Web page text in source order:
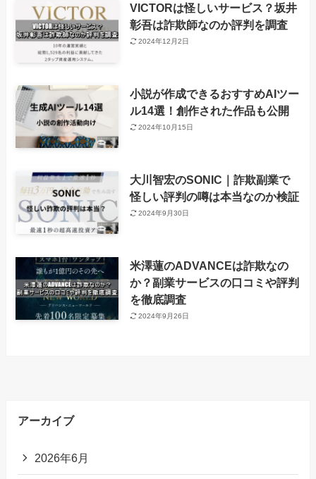
VICTORは怪しいサービス？坂井
彰吾は詐欺師なのか評判を調査
2024年12月2日
小説が作成できるおすすめAIツー
ル14選！創作された作品も公開
2024年10月15日
大川智宏のSONIC｜詐欺副業で
怪しい評判の噂は本当なのか検証
2024年9月30日
米澤蓮のADVANCEは詐欺なの
か？副業サービスの口コミや評判
を徹底調査
2024年9月26日
アーカイブ
2026年6月